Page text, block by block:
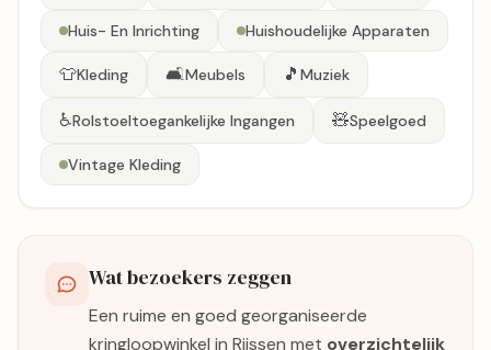
Huis- En Inrichting Huishoudelijke Apparaten
👕Kleding 🛋️Meubels 🎵 Muziek
♿Rolstoeltoegankelijke Ingangen 🧸Speelgoed
Vintage Kleding
Wat bezoekers zeggen
Een ruime en goed georganiseerde
kringloopwinkel in Rijssen met overzichtelijk